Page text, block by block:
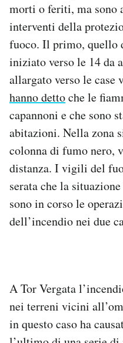
morti o feriti, ma sono
interventi della
fuoco. Il primo, quello
iniziato verso le 14 da
allargato verso le
hanno dettoche le
capannoni e che sono
abitazioni. Nella zona
colonna di fumo nero,
distanza. I vigili del
serata che la
sono in corso le
dell’incendio nei due
A Tor Vergata
nei terreni vicini
in questo caso ha